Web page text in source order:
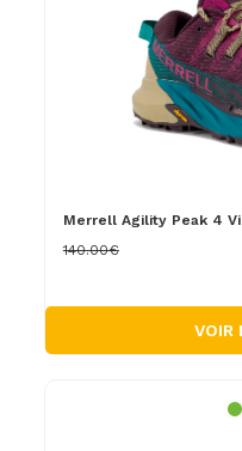
Merrell Agility Peak 4
140.00€
VOIR